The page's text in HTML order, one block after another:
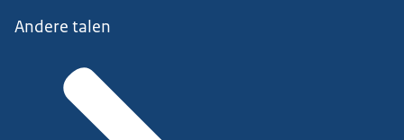
Andere talen